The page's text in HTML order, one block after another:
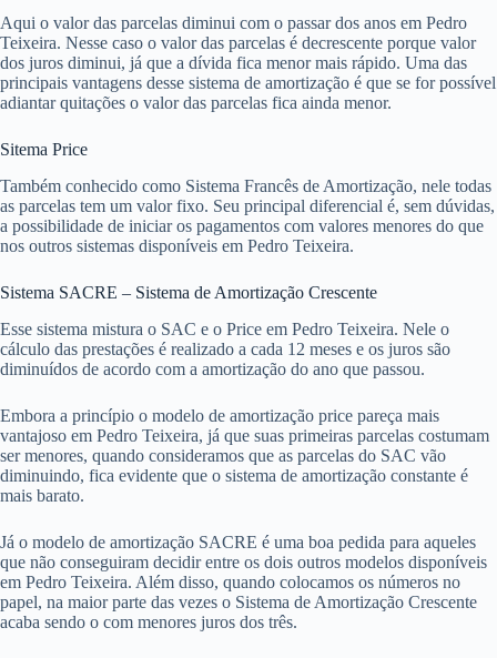
Aqui o valor das parcelas diminui com o passar dos anos em Pedro
Teixeira. Nesse caso o valor das parcelas é decrescente porque valor
dos juros diminui, já que a dívida fica menor mais rápido. Uma das
principais vantagens desse sistema de amortização é que se for possível
adiantar quitações o valor das parcelas fica ainda menor.
Sitema Price
Também conhecido como Sistema Francês de Amortização, nele todas
as parcelas tem um valor fixo. Seu principal diferencial é, sem dúvidas,
a possibilidade de iniciar os pagamentos com valores menores do que
nos outros sistemas disponíveis em Pedro Teixeira.
Sistema SACRE – Sistema de Amortização Crescente
Esse sistema mistura o SAC e o Price em Pedro Teixeira. Nele o
cálculo das prestações é realizado a cada 12 meses e os juros são
diminuídos de acordo com a amortização do ano que passou.
Embora a princípio o modelo de amortização price pareça mais
vantajoso em Pedro Teixeira, já que suas primeiras parcelas costumam
ser menores, quando consideramos que as parcelas do SAC vão
diminuindo, fica evidente que o sistema de amortização constante é
mais barato.
Já o modelo de amortização SACRE é uma boa pedida para aqueles
que não conseguiram decidir entre os dois outros modelos disponíveis
em Pedro Teixeira. Além disso, quando colocamos os números no
papel, na maior parte das vezes o Sistema de Amortização Crescente
acaba sendo o com menores juros dos três.